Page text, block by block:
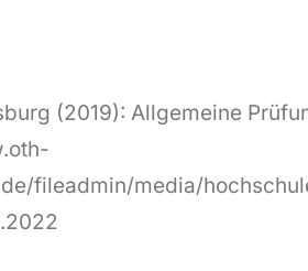
(2019): Allgemeine
fileadmin/media/